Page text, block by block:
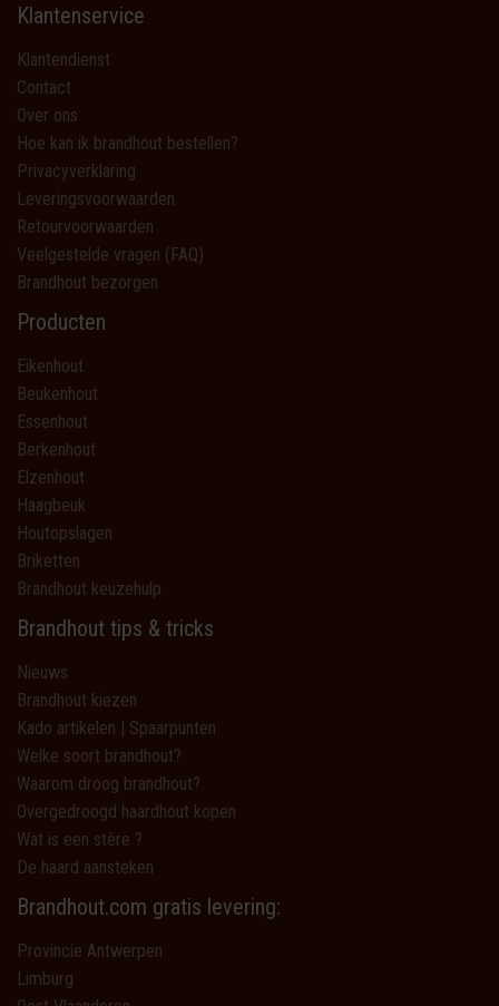
Klantenservice
Klantendienst
Contact
Over ons
Hoe kan ik brandhout bestellen?
Privacyverklaring
Leveringsvoorwaarden
Retourvoorwaarden
Veelgestelde vragen (FAQ)
Brandhout bezorgen
Producten
Eikenhout
Beukenhout
Essenhout
Berkenhout
Elzenhout
Haagbeuk
Houtopslagen
Briketten
Brandhout keuzehulp
Brandhout tips & tricks
Nieuws
Brandhout kiezen
Kado artikelen | Spaarpunten
Welke soort brandhout?
Waarom droog brandhout?
Overgedroogd haardhout kopen
Wat is een stère ?
De haard aansteken
Brandhout.com gratis levering:
Provincie Antwerpen
Limburg